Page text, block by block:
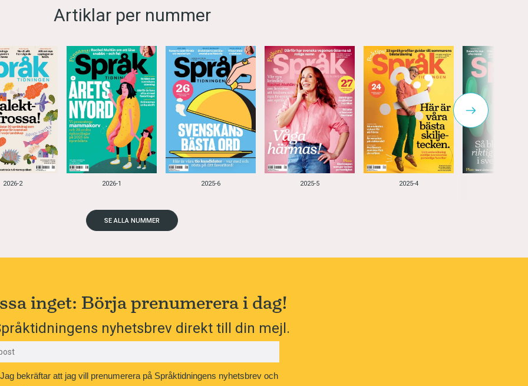
Artiklar per nummer
2026-2 2026-1 2025-6 2025-5 2025-4
SE ALLA NUMMER
inget: Börja prenumerera i dag!
nyhetsbrev direkt till din mejl.
Jag bekräftar att jag vill prenumerera på Språktidningens nyhetsbrev och